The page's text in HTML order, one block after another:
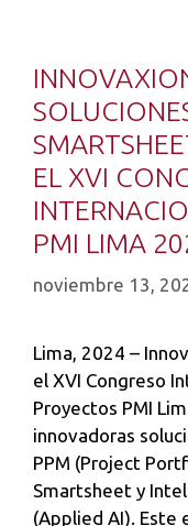
EL XVI
PMI LIMA
noviembre 13,
Lima, 2024 –
el XVI Congreso
Proyectos PMI
innovadoras
PPM (Project
Smartsheet y
(Applied AI). Este